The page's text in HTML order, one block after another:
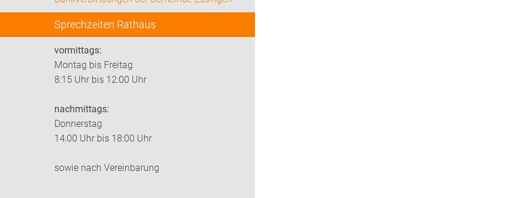
Sprechzeiten Rathaus
vormittags:
Montag bis Freitag
8:15 Uhr bis 12:00 Uhr
nachmittags:
Donnerstag
14:00 Uhr bis 18:00 Uhr
sowie nach Vereinbarung